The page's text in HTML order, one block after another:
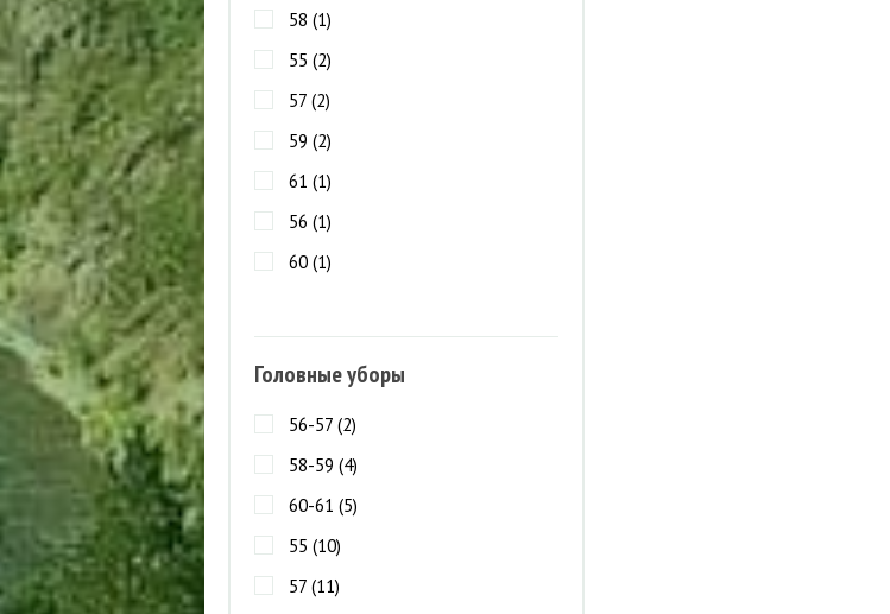
58 (1)
55 (2)
57 (2)
59 (2)
61 (1)
56 (1)
60 (1)
Головные уборы
56-57 (2)
58-59 (4)
60-61 (5)
55 (10)
57 (11)